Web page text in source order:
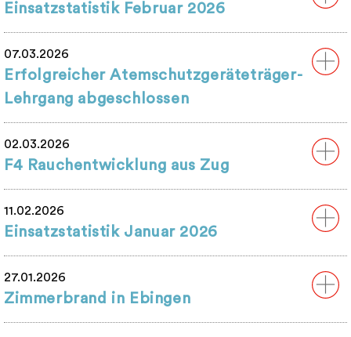
Einsatzstatistik Februar 2026
07.03.2026
Erfolgreicher Atemschutzgeräteträger-
Lehrgang abgeschlossen
02.03.2026
F4 Rauchentwicklung aus Zug
11.02.2026
Einsatzstatistik Januar 2026
27.01.2026
Zimmerbrand in Ebingen